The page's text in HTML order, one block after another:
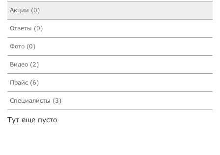
Акции (0)
Ответы (0)
Фото (0)
Видео (2)
Прайс (6)
Специалисты (3)
Тут еще пусто